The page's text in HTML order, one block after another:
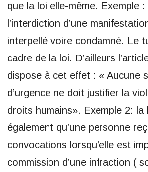
que la loi elle-même. Exemple
l’interdiction d’une
interpellé voire condamné. Le
cadre de la loi. D’ailleurs
dispose à cet effet : « Aucune
d’urgence ne doit justifier la
droits humains». Exemple 2: la
également qu’une personne
convocations lorsqu’elle est
commission d’une infraction (